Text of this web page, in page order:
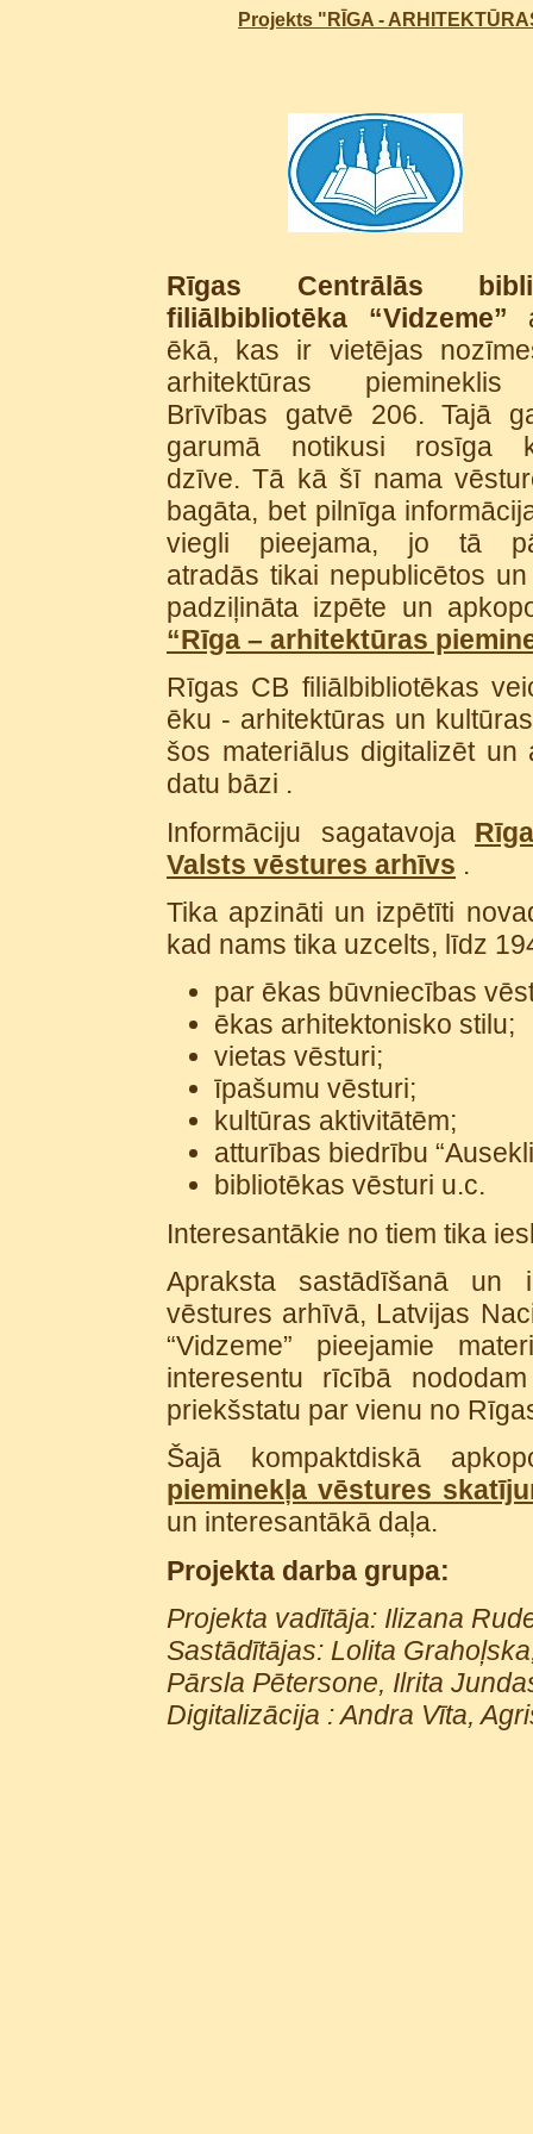
Projekts "RĪGA -
Rīgas Centrālās
filiālbibliotēka “Vidzeme”
ēkā, kas ir vietējas
arhitektūras
Brīvības gatvē 206. Tajā
garumā notikusi rosīga
dzīve. Tā kā šī nama
bagāta, bet pilnīga
viegli pieejama, jo tā
atradās tikai nepublicētos
padziļināta izpēte un
“Rīga – arhitektūras
Rīgas CB filiālbibliotēkas
ēku - arhitektūras un
šos materiālus digitalizēt un
datu bāzi .
Informāciju sagatavoja
Valsts vēstures arhīvs .
Tika apzināti un izpētīti
kad nams tika uzcelts, līdz
par ēkas būvniecības
ēkas arhitektonisko stilu;
vietas vēsturi;
īpašumu vēsturi;
kultūras aktivitātēm;
atturības biedrību
bibliotēkas vēsturi u.c.
Interesantākie no tiem tika
Apraksta sastādīšanā un
vēstures arhīvā, Latvijas
“Vidzeme” pieejamie
interesentu rīcībā
priekšstatu par vienu no
Šajā kompaktdiskā
pieminekļa vēstures
un interesantākā daļa.
Projekta darba grupa:
Projekta vadītāja: Ilizana
Sastādītājas: Lolita
Pārsla Pētersone, Ilrita
Digitalizācija : Andra Vīta,